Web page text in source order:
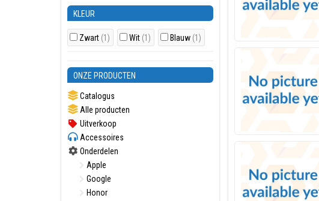
KLEUR
Zwart (1) Wit (1) Blauw (1)
ONZE PRODUCTEN
Catalogus
Alle producten
Uitverkoop
Accessoires
Onderdelen
Apple
Google
Honor